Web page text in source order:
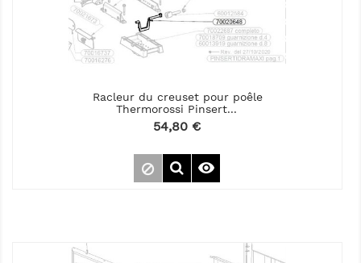
Racleur du creuset pour poêle
Thermorossi Pinsert...
Prix
54,80 €
